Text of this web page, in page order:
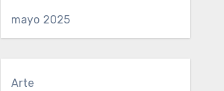
mayo 2025
Arte